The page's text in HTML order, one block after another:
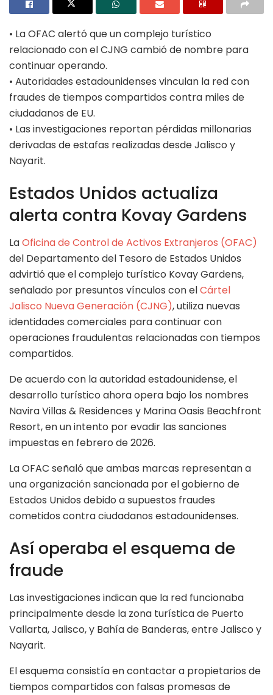
• La OFAC alertó que un complejo turístico
relacionado con el CJNG cambió de nombre para
continuar operando.
• Autoridades estadounidenses vinculan la red con
fraudes de tiempos compartidos contra miles de
ciudadanos de EU.
• Las investigaciones reportan pérdidas millonarias
derivadas de estafas realizadas desde Jalisco y
Nayarit.
Estados Unidos actualiza
alerta contra Kovay Gardens
LaOficina de Control de Activos Extranjeros (OFAC)
del Departamento del Tesoro de Estados Unidos
advirtió que el complejo turístico Kovay Gardens,
señalado por presuntos vínculos con elCártel
Jalisco Nueva Generación (CJNG), utiliza nuevas
identidades comerciales para continuar con
operaciones fraudulentas relacionadas con tiempos
compartidos.
De acuerdo con la autoridad estadounidense, el
desarrollo turístico ahora opera bajo los nombres
Navira Villas & Residences y Marina Oasis Beachfront
Resort, en un intento por evadir las sanciones
impuestas en febrero de 2026.
La OFAC señaló que ambas marcas representan a
una organización sancionada por el gobierno de
Estados Unidos debido a supuestos fraudes
cometidos contra ciudadanos estadounidenses.
Así operaba el esquema de
fraude
Las investigaciones indican que la red funcionaba
principalmente desde la zona turística de Puerto
Vallarta, Jalisco, y Bahía de Banderas, entre Jalisco y
Nayarit.
El esquema consistía en contactar a propietarios de
tiempos compartidos con falsas promesas de